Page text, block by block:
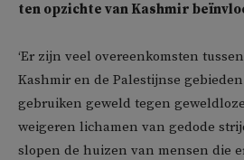
ten opzichte van Kashmir
‘Er zijn veel overeenkomsten
Kashmir en de Palestijnse
gebruiken geweld tegen
weigeren lichamen van gedode
slopen de huizen van mensen die